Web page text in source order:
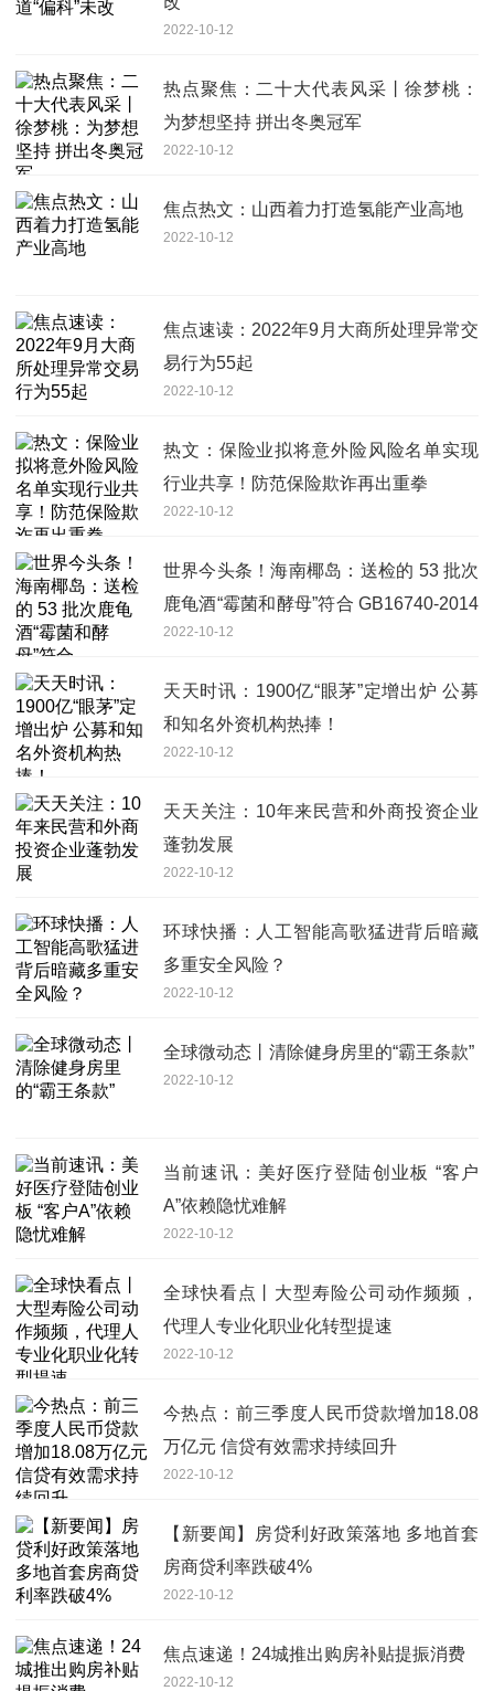
2022-10-12
热点聚焦：二十大代表风采丨徐梦桃：
为梦想坚持 拼出冬奥冠军
2022-10-12
焦点热文：山西着力打造氢能产业高地
2022-10-12
焦点速读：2022年9月大商所处理异常交
易行为55起
2022-10-12
热文：保险业拟将意外险风险名单实现
行业共享！防范保险欺诈再出重拳
2022-10-12
世界今头条！海南椰岛：送检的 53 批次
鹿龟酒“霉菌和酵母”符合 GB16740-2014
规定
2022-10-12
天天时讯：1900亿“眼茅”定增出炉 公募
和知名外资机构热捧！
2022-10-12
天天关注：10年来民营和外商投资企业
蓬勃发展
2022-10-12
环球快播：人工智能高歌猛进背后暗藏
多重安全风险？
2022-10-12
全球微动态丨清除健身房里的“霸王条款”
2022-10-12
当前速讯：美好医疗登陆创业板 “客户
A”依赖隐忧难解
2022-10-12
全球快看点丨大型寿险公司动作频频，
代理人专业化职业化转型提速
2022-10-12
今热点：前三季度人民币贷款增加18.08
万亿元 信贷有效需求持续回升
2022-10-12
【新要闻】房贷利好政策落地 多地首套
房商贷利率跌破4%
2022-10-12
焦点速递！24城推出购房补贴提振消费
2022-10-12